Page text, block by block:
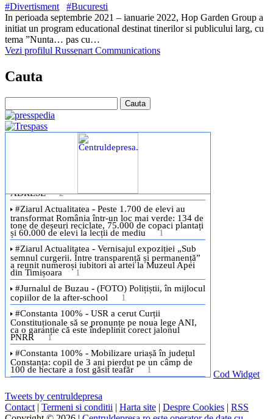
#Divertisment
#Bucuresti
In perioada septembrie 2021 – ianuarie 2022, Hop Garden Group a
initiat un program educational destinat tinerilor si publicului larg, cu
tema ”Nunta… pas cu…
Vezi profilul Russenart Communications
Cauta
Cod Widget
Tweets by centruldepresa
Contact | Termeni si conditii | Harta site | Despre Cookies | RSS